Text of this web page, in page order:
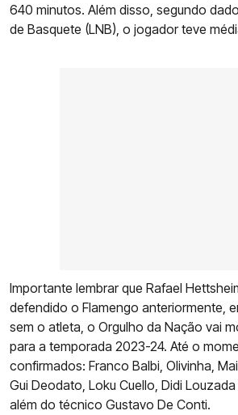
640 minutos. Além disso, segundo
de Basquete (LNB), o jogador teve
Importante lembrar que Rafael
defendido o Flamengo anteriormente,
sem o atleta, o Orgulho da Nação vai
para a temporada 2023-24. Até o
confirmados: Franco Balbi, Olivinha,
Gui Deodato, Loku Cuello, Didi
além do técnico Gustavo De Conti.